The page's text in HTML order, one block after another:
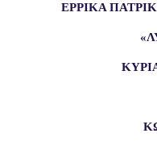
ΕΡΡΙΚΑ
K